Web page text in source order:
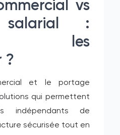
vs
salarial :
les
?
et le portage
qui permettent
indépendants de
sécurisée tout en